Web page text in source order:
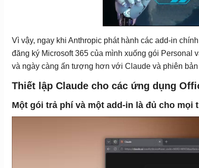
Vì vậy, ngay khi Anthropic phát hành các add-in
đăng ký Microsoft 365 của mình xuống gói Personal
và ngày càng ấn tượng hơn với Claude và phiên bản
Thiết lập Claude cho các ứng dụng
Một gói trả phí và một add-in là đủ cho mọi